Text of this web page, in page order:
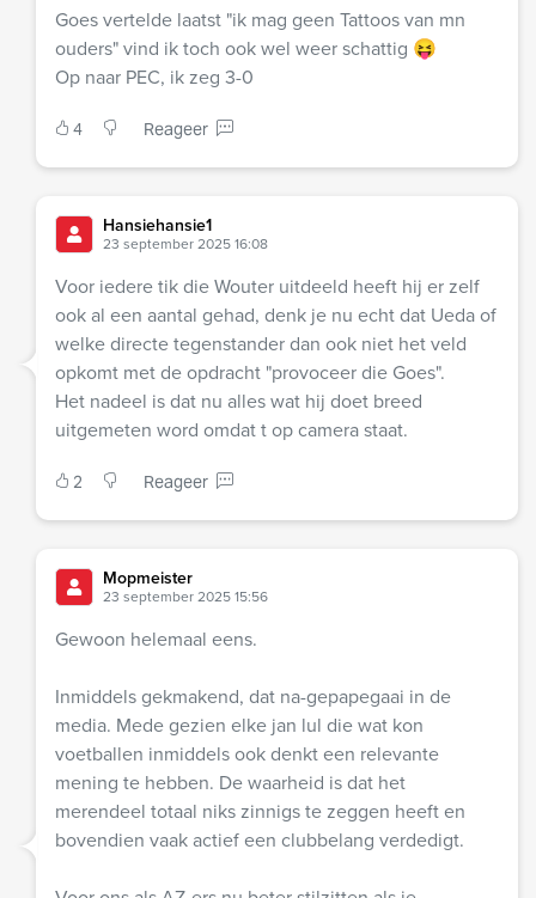
Goes vertelde laatst "ik mag geen Tattoos van mn
ouders" vind ik toch ook wel weer schattig 😝
Op naar PEC, ik zeg 3-0
4 Reageer
Hansiehansie1
23 september 2025 16:08
Voor iedere tik die Wouter uitdeeld heeft hij er zelf
ook al een aantal gehad, denk je nu echt dat Ueda of
welke directe tegenstander dan ook niet het veld
opkomt met de opdracht "provoceer die Goes".
Het nadeel is dat nu alles wat hij doet breed
uitgemeten word omdat t op camera staat.
2 Reageer
Mopmeister
23 september 2025 15:56
Gewoon helemaal eens.
Inmiddels gekmakend, dat na-gepapegaai in de
media. Mede gezien elke jan lul die wat kon
voetballen inmiddels ook denkt een relevante
mening te hebben. De waarheid is dat het
merendeel totaal niks zinnigs te zeggen heeft en
bovendien vaak actief een clubbelang verdedigt.